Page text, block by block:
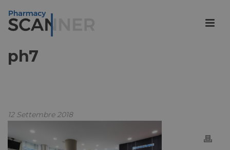
ph7
12 Settembre 2018